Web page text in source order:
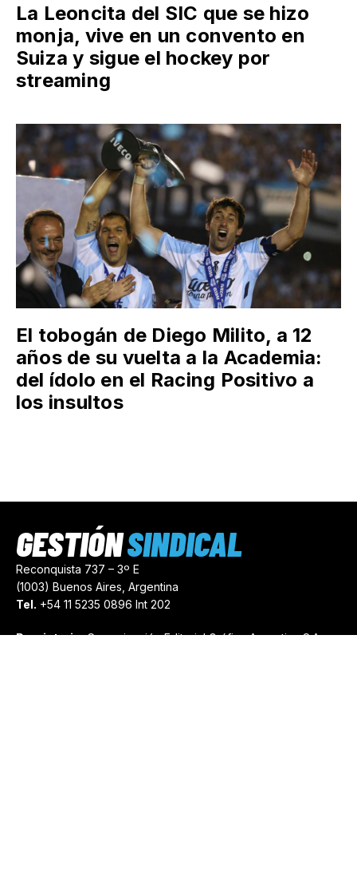
La Leoncita del SIC que se hizo
monja, vive en un convento en
Suiza y sigue el hockey por
streaming
El tobogán de Diego Milito, a 12
años de su vuelta a la Academia:
del ídolo en el Racing Positivo a
los insultos
Reconquista 737 – 3º E
(1003) Buenos Aires, Argentina
Tel. +54 11 5235 0896 Int 202
Propietario:Comunicación Editorial Gráfica Argentina S.A.
GESTIÓNSINDICAL